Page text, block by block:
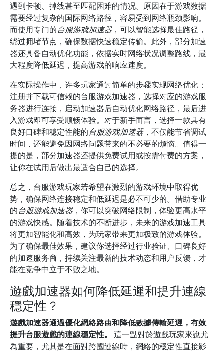
遇到卡顿、掉线甚至匹配困难的情况。原因在于游戏数据
需要经过复杂的国际网络路径，容易受到网络瓶颈影响。
而使用专门的台服游戏加速器，可以智能选择最佳路径，
绕过拥堵节点，确保数据快速稳定传输。此外，部分加速
器还具备自动优化功能，依据实时网络状况调整路线，最
大程度降低延迟，提高游戏的响应速度。
在实际操作中，许多玩家通过简单的步骤实现网络优化：
注册并下载可信赖的台服游戏加速器，选择对应的游戏服
务器进行连接，启动加速器后自动优化网络路径，最后进
入游戏即可享受顺畅体验。对于新手而言，选择一款具有
良好口碑和稳定性能的台服游戏加速器，不仅能节省调试
时间，还能避免因网络问题带来的不必要的烦恼。值得一
提的是，部分加速器还提供免费试用或按需付费的方案，
让你在试用后做出最适合自己的选择。
总之，台服游戏玩家若希望在激烈的游戏环境中取得优
势，确保网络连接稳定和低延迟是必不可少的。借助专业
的台服游戏加速器，你可以突破网络限制，体验更高水平
的游戏快感。随着技术的不断进步，未来的游戏加速工具
将更加智能化和高效，为玩家带来更加极致的游戏体验。
为了确保最佳效果，建议你选择经过行业验证、口碑良好
的加速服务商，持续关注最新的技术动态和用户反馈，才
能在竞争中立于不败之地。
遊戲加速器如何降低延遲和提升連線
穩定性？
遊戲加速器通過優化網絡路由和降低數據傳輸延遲，有效
提升台服遊戲的連線穩定性。
這一點對於遊戲玩家來說尤
為重要，尤其是在面對跨國連線時，網絡的穩定性直接影